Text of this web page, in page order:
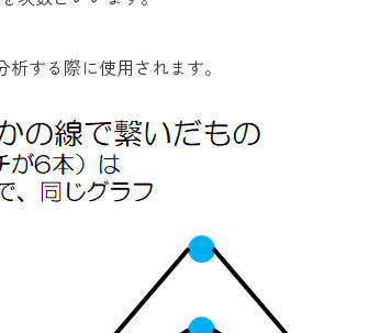
する際に使用されます。